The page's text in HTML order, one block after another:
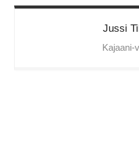
Jussi
Kajaani-